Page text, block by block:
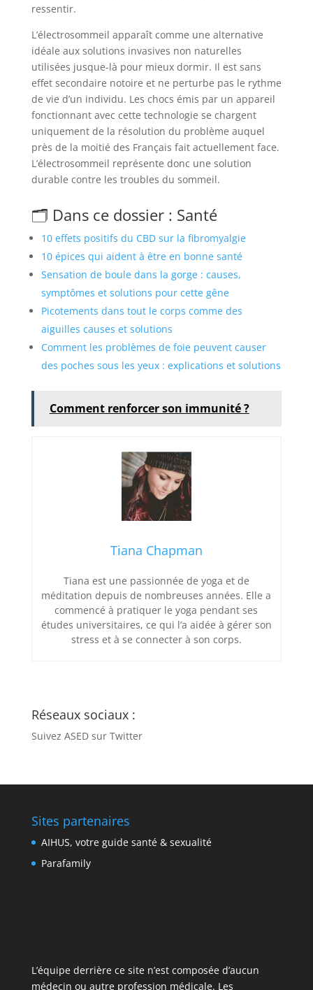
ressentir.
L’électrosommeil apparaît comme une alternative
idéale aux solutions invasives non naturelles
utilisées jusque-là pour mieux dormir. Il est sans
effet secondaire notoire et ne perturbe pas le rythme
de vie d’un individu. Les chocs émis par un appareil
fonctionnant avec cette technologie se chargent
uniquement de la résolution du problème auquel
près de la moitié des Français fait actuellement face.
L’électrosommeil représente donc une solution
durable contre les troubles du sommeil.
🗂️ Dans ce dossier : Santé
10 effets positifs du CBD sur la fibromyalgie
10 épices qui aident à être en bonne santé
Sensation de boule dans la gorge : causes,
symptômes et solutions pour cette gêne
Picotements dans tout le corps comme des
aiguilles causes et solutions
Comment les problèmes de foie peuvent causer
des poches sous les yeux : explications et solutions
Comment renforcer son immunité ?
Tiana Chapman
Tiana est une passionnée de yoga et de
méditation depuis de nombreuses années. Elle a
commencé à pratiquer le yoga pendant ses
études universitaires, ce qui l’a aidée à gérer son
stress et à se connecter à son corps.
Réseaux sociaux :
Suivez ASED sur Twitter
Sites partenaires
AIHUS, votre guide santé & sexualité
Parafamily
L’équipe derrière ce site n’est composée d’aucun
médecin ou autre profession médicale. Les